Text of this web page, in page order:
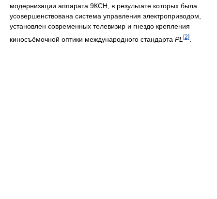
модернизации аппарата 9КСН, в результате которых была
усовершенствована система управления электроприводом,
установлен современных телевизир и гнездо крепления
киносъёмочной оптики международного стандарта PL [2]